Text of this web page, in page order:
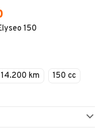
150
14.200 km
150 cc